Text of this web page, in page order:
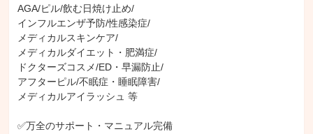
AGA/ピル/飲む日焼け止め/
インフルエンザ予防/性感染症/
メディカルスキンケア/
メディカルダイエット・肥満症/
ドクターズコスメ/ED・早漏防止/
アフターピル/不眠症・睡眠障害/
メディカルアイラッシュ 等
✅万全のサポート・マニュアル完備